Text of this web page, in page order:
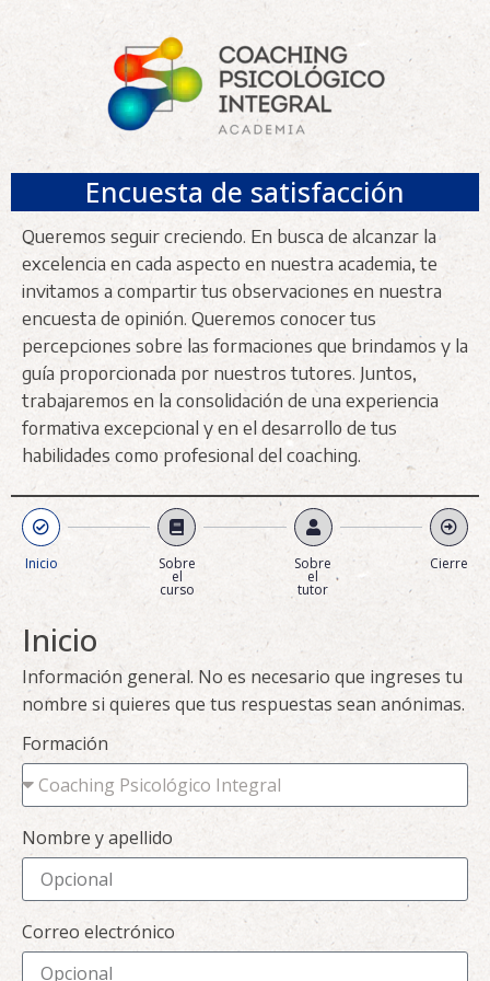
Encuesta de satisfacción
Queremos seguir creciendo. En busca de alcanzar la
excelencia en cada aspecto en nuestra academia, te
invitamos a compartir tus observaciones en nuestra
encuesta de opinión. Queremos conocer tus
percepciones sobre las formaciones que brindamos y la
guía proporcionada por nuestros tutores. Juntos,
trabajaremos en la consolidación de una experiencia
formativa excepcional y en el desarrollo de tus
habilidades como profesional del coaching.
Inicio Sobre
el
curso
Sobre
el
tutor
Cierre
Inicio
Información general. No es necesario que ingreses tu
nombre si quieres que tus respuestas sean anónimas.
Formación
Nombre y apellido
Correo electrónico